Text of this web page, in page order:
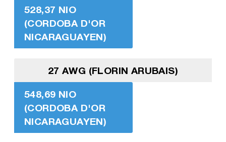
528,37 NIO
(CORDOBA D'OR
NICARAGUAYEN)
27 AWG (FLORIN ARUBAIS)
548,69 NIO
(CORDOBA D'OR
NICARAGUAYEN)